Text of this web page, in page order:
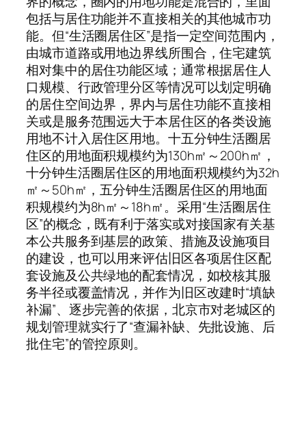
包括与居住功能并不直接相关的其他城市功
能。但“生活圈居住区”是指一定空间范围内，
由城市道路或用地边界线所围合，住宅建筑
相对集中的居住功能区域；通常根据居住人
口规模、行政管理分区等情况可以划定明确
的居住空间边界，界内与居住功能不直接相
关或是服务范围远大于本居住区的各类设施
用地不计入居住区用地。十五分钟生活圈居
住区的用地面积规模约为130h㎡～200h㎡，
十分钟生活圈居住区的用地面积规模约为32h
㎡～50h㎡，五分钟生活圈居住区的用地面
积规模约为8h㎡～18h㎡。采用“生活圈居住
区”的概念，既有利于落实或对接国家有关基
本公共服务到基层的政策、措施及设施项目
的建设，也可以用来评估旧区各项居住区配
套设施及公共绿地的配套情况，如校核其服
务半径或覆盖情况，并作为旧区改建时“填缺
补漏”、逐步完善的依据，北京市对老城区的
规划管理就实行了“查漏补缺、先批设施、后
批住宅”的管控原则。